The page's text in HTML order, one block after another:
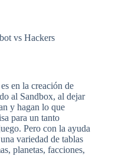
en la creación de
al Sandbox, al dejar
y hagan lo que
para un tanto
Pero con la ayuda
variedad de tablas
planetas, facciones,